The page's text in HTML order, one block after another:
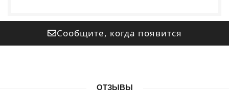
Сообщите, когда появится
ОТЗЫВЫ